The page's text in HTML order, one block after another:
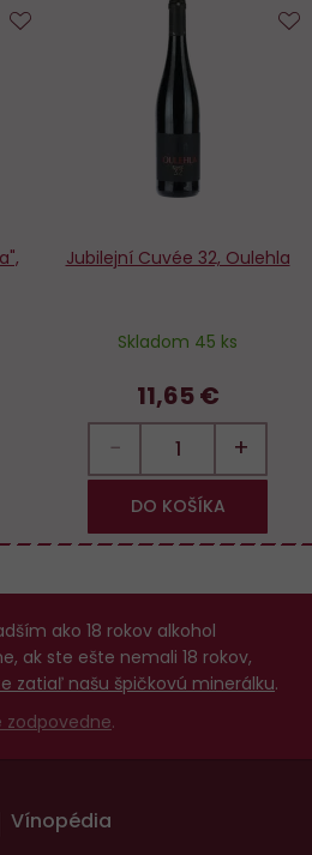
Jubilejní Cuvée 32, Oulehla
Skladom 45 ks
11,65 €
− +
DO KOŠÍKA
ako 18 rokov alkohol
ak ste ešte nemali 18 rokov,
zatiaľ našu špičkovú minerálku.
zodpovedne.
Vínopédia